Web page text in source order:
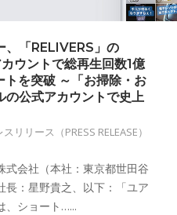
、「RELIVERS」の
ウントで総再生回数1億
トを突破 ～「お掃除・お
の公式アカウントで史上
スリリース（PRESS RELEASE）
式会社（本社：東京都世田谷
長：星野貴之、以下：「ユア
、ショート…...